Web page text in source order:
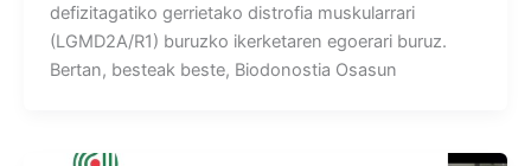
defizitagatiko gerrietako distrofia muskularrari
(LGMD2A/R1) buruzko ikerketaren egoerari buruz.
Bertan, besteak beste, Biodonostia Osasun